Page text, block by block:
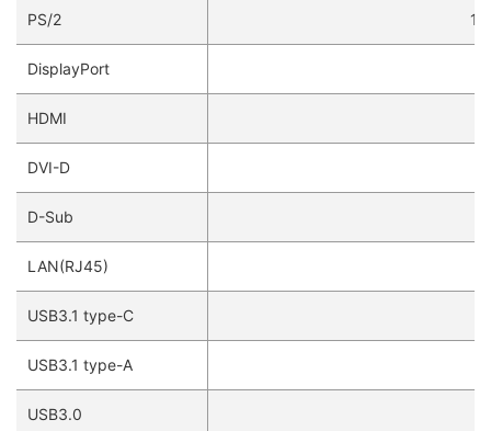
PS/2
DisplayPort
HDMI
DVI-D
D-Sub
LAN(RJ45)
USB3.1 type-C
USB3.1 type-A
USB3.0